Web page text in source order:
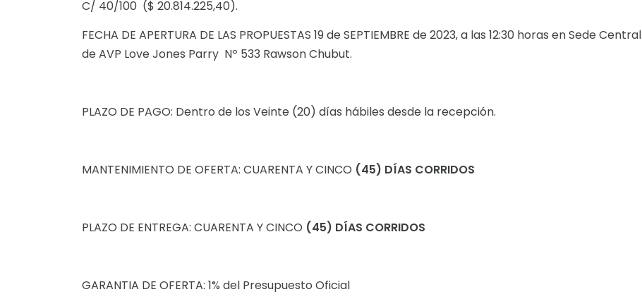
C/ 40/100 ($ 20.814.225,40).
FECHA DE APERTURA DE LAS PROPUESTAS 19 de SEPTIEMBRE de 2023, a las 12:30 horas en Sede Central
de AVP Love Jones Parry Nº 533 Rawson Chubut.
PLAZO DE PAGO: Dentro de los Veinte (20) días hábiles desde la recepción.
MANTENIMIENTO DE OFERTA: CUARENTA Y CINCO (45) DÍAS CORRIDOS
PLAZO DE ENTREGA: CUARENTA Y CINCO (45) DÍAS CORRIDOS
GARANTIA DE OFERTA: 1% del Presupuesto Oficial